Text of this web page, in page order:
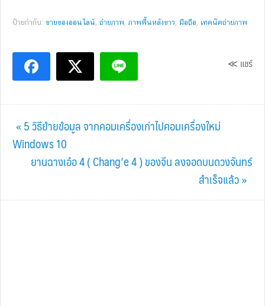
ป้ายกำกับ: ขายของออนไลน์ ถ่ายภาพ ภาพพื้นหลังขาว มือถือ เทคนิคถ่ายภาพ
≪ แชร์
Previous
Post:
« 5 วิธีย้ายข้อมูล จากคอมเครื่องเก่าไปคอมเครื่องใหม่
Windows 10
Next
ยานฉางเอ๋อ 4 ( Chang’e 4 ) ของจีน ลงจอดบนดวงจันทร์
สำเร็จแล้ว »